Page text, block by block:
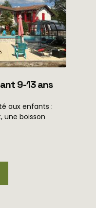
9-13 ans
aux enfants :
une boisson